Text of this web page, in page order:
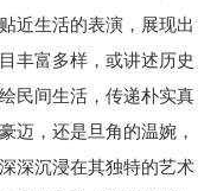
近生活的表演，展现出
丰富多样，或讲述历史
民间生活，传递朴实真
迈，还是旦角的温婉，
深沉浸在其独特的艺术